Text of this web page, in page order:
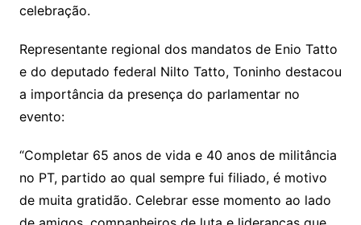
celebração.
Representante regional dos mandatos de Enio Tatto
e do deputado federal Nilto Tatto, Toninho destacou
a importância da presença do parlamentar no
evento:
“Completar 65 anos de vida e 40 anos de militância
no PT, partido ao qual sempre fui filiado, é motivo
de muita gratidão. Celebrar esse momento ao lado